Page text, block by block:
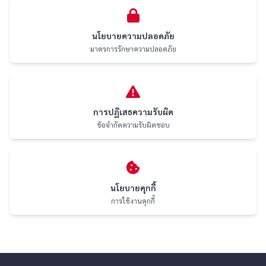
นโยบายความปลอดภัย
มาตรการรักษาความปลอดภัย
การปฏิเสธความรับผิด
ข้อจำกัดความรับผิดชอบ
นโยบายคุกกี้
การใช้งานคุกกี้